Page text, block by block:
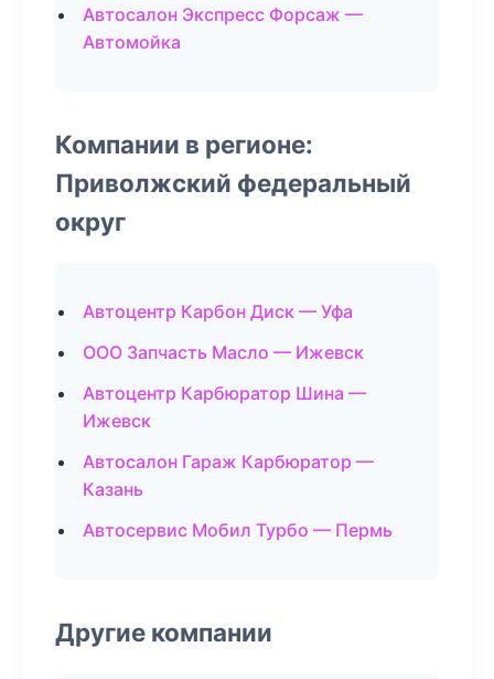
Автосалон Экспресс Форсаж —
Автомойка
Компании в регионе:
Приволжский федеральный
округ
Автоцентр Карбон Диск — Уфа
ООО Запчасть Масло — Ижевск
Автоцентр Карбюратор Шина —
Ижевск
Автосалон Гараж Карбюратор —
Казань
Автосервис Мобил Турбо — Пермь
Другие компании